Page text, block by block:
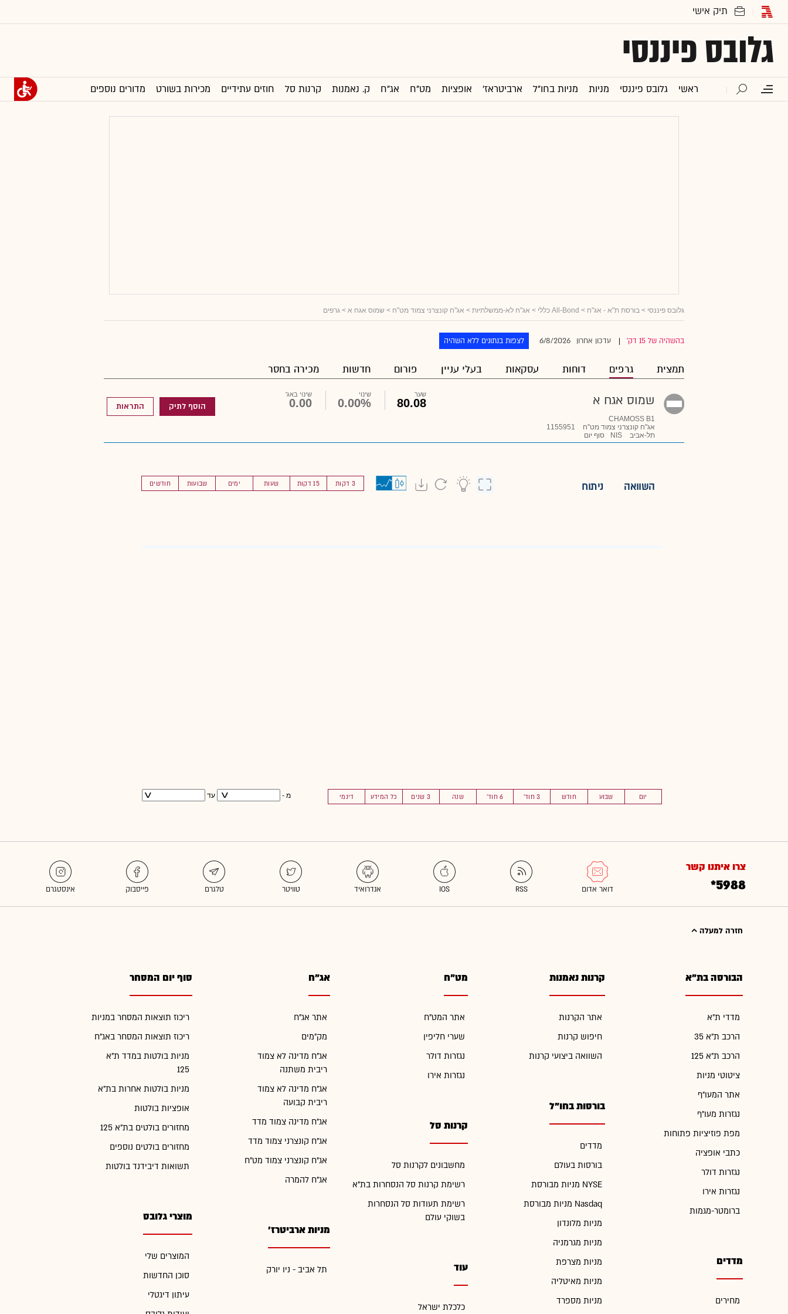
גלובס פיננסי
ראשי גלובס פיננסי מניות מניות בחו"ל ארביטראז' אופציות מט"ח אג"ח ק. נאמנות קרנות סל חוזים עתידיים מכירות בשורט מדורים נוספים
גלובס פיננסי > בורסת ת"א - אג"ח > All-Bond כללי > אג"ח לא-ממשלתיות > אג"ח קונצרני צמוד מט"ח > שמוס אגח א > גרפים
בהשהיה של 15 דק' עדכון אחרון 6/8/2026 לצפות בנתונים ללא השהיה
תמצית גרפים דוחות עסקאות בעלי עניין פורום חדשות מכירה בחסר
שמוס אגח א
CHAMOSS B1
אג"ח קונצרני צמוד מט"ח
1155951
תל-אביב
NIS סוף יום
שער
80.08
שינוי
0.00%
שינוי באג'
0.00 הוסף לתיק התראות
חודשים שבועות ימים שעות 15 דקות 3 דקות השוואה ניתוח
יום שבוע חודש 3 חוד' 6 חוד' שנה 3 שנים כל המידע דינמי מ - עד
צרו איתנו קשר
*5988
חזרה למעלה
הבורסה בת"א
מדדי ת"א
הרכב ת"א 35
הרכב ת"א 125
ציטוטי מניות
אתר המעו"ף
נגזרות מעו"ף
מפת פוזיציות פתוחות
כתבי אופציה
נגזרות דולר
נגזרות אירו
ברומטר-מגמות
מדדים
מחירים
קרנות נאמנות
אתר הקרנות
חיפוש קרנות
השוואה ביצועי קרנות
בורסות בחו"ל
מדדים
בורסות בעולם
מניות מבורסת NYSE
מניות מבורסת Nasdaq
מניות מלונדון
מניות מגרמניה
מניות מצרפת
מניות מאיטליה
מניות מספרד
מט"ח
אתר המט"ח
שערי חליפין
נגזרות דולר
נגזרות אירו
קרנות סל
מחשבונים לקרנות סל
רשימת קרנות סל הנסחרות בת"א
רשימת תעודות סל הנסחרות
בשוקי עולם
עוד
כלכלת ישראל
אג"ח
אתר אג"ח
מק"מים
אג"ח מדינה לא צמוד
ריבית משתנה
אג"ח מדינה לא צמוד
ריבית קבועה
אג"ח מדינה צמוד מדד
אג"ח קונצרני צמוד מדד
אג"ח קונצרני צמוד מט"ח
אג"ח להמרה
מניות ארביטרז'
תל אביב - ניו יורק
סוף יום המסחר
ריכוז תוצאות המסחר במניות
ריכוז תוצאות המסחר באג"ח
מניות בולטות במדד ת"א
125
מניות בולטות אחרות בת"א
אופציות בולטות
מחזורים בולטים בת"א 125
מחזורים בולטים נוספים
תשואות דיבידנד בולטות
מוצרי גלובס
המוצרים שלי
סוכן החדשות
עיתון דיגטלי